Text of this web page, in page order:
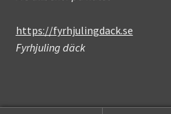
https://fyrhjulingdack.se
Fyrhjuling däck